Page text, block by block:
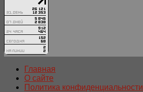
Главная
О сайте
Политика конфиденциальности